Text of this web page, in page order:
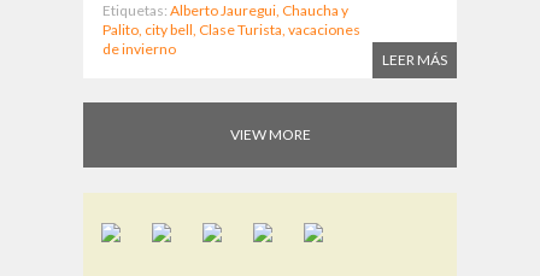
LEER MÁS
Etiquetas: Alberto Jauregui, Chaucha y
Palito, city bell, Clase Turista, vacaciones
de invierno
VIEW MORE